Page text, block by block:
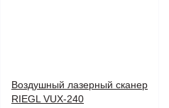
Воздушный лазерный сканер
RIEGL VUX-240